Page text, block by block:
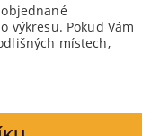
výkresu. Pokud Vám
místech,